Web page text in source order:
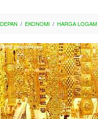
DEPAN / EKONOMI / HARGA